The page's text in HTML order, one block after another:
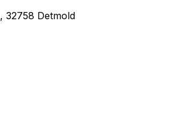
, 32758 Detmold